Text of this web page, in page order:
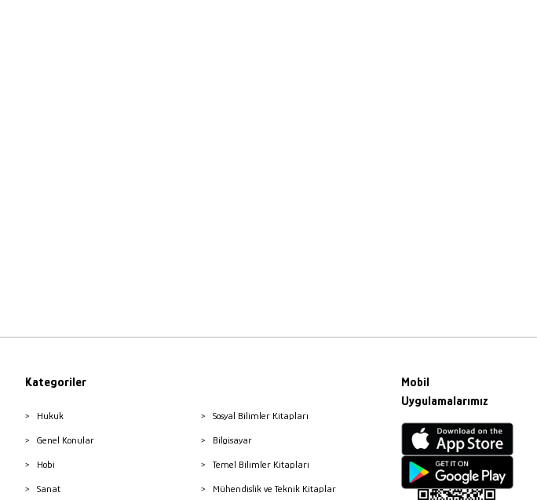
Kategoriler
Hukuk
Genel Konular
Hobi
Sanat
Sosyal Bilimler Kitapları
Bilgisayar
Temel Bilimler Kitapları
Mühendislik ve Teknik Kitaplar
Mobil
Uygulamalarımız